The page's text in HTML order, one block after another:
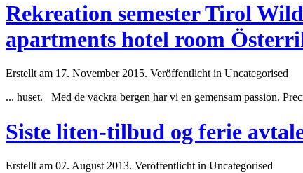
Rekreation semester Tirol
apartments hotel room
Erstellt am 17. November 2015. Veröffentlicht in Uncategorised
... huset. Med de vackra bergen har vi en gemensam passion.
Siste liten-tilbud og ferie
Erstellt am 07. August 2013. Veröffentlicht in Uncategorised